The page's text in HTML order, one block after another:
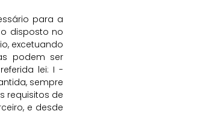
para a
disposto no
excetuando
podem ser
lei: I -
sempre
requisitos de
e desde